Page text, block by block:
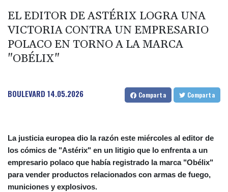
EL EDITOR DE ASTÉRIX LOGRA UNA
VICTORIA CONTRA UN EMPRESARIO
POLACO EN TORNO A LA MARCA
"OBÉLIX"
BOULEVARD 14.05.2026 Comparta Comparta
La justicia europea dio la razón este miércoles al editor de
los cómics de "Astérix" en un litigio que lo enfrenta a un
empresario polaco que había registrado la marca "Obélix"
para vender productos relacionados con armas de fuego,
municiones y explosivos.